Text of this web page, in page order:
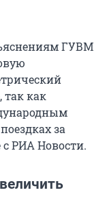
ГУВМ
так как
за
с РИА Новости.